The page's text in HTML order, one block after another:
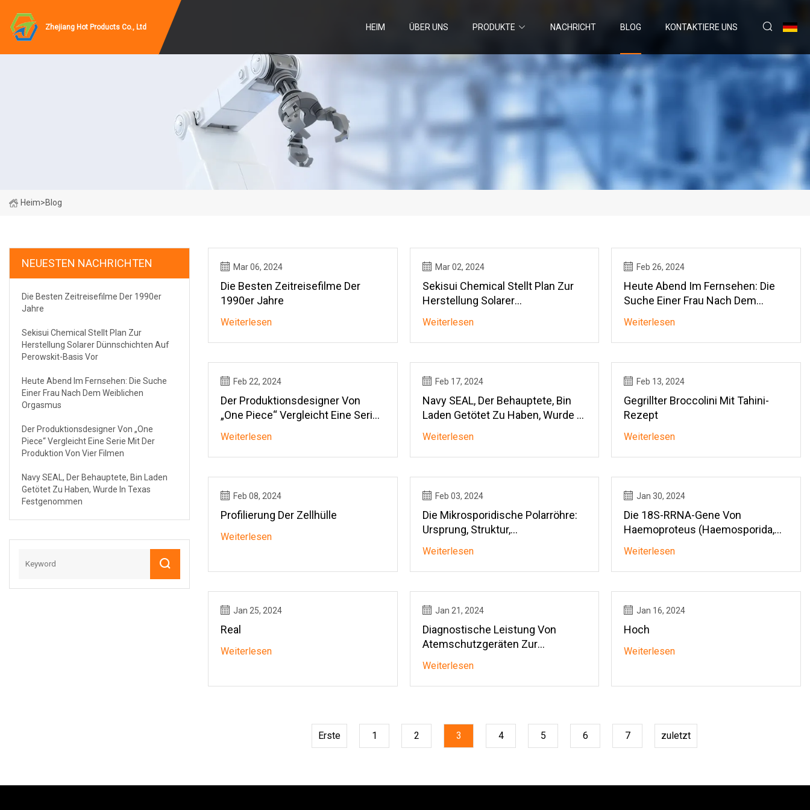
Zhejiang Hot Products Co., Ltd HEIM ÜBER UNS PRODUKTE NACHRICHT BLOG KONTAKTIERE UNS
Heim>Blog
NEUESTEN NACHRICHTEN
Die Besten Zeitreisefilme Der 1990er
Jahre
Sekisui Chemical Stellt Plan Zur
Herstellung Solarer Dünnschichten Auf
Perowskit-Basis Vor
Heute Abend Im Fernsehen: Die Suche
Einer Frau Nach Dem Weiblichen
Orgasmus
Der Produktionsdesigner Von „One
Piece“ Vergleicht Eine Serie Mit Der
Produktion Von Vier Filmen
Navy SEAL, Der Behauptete, Bin Laden
Getötet Zu Haben, Wurde In Texas
Festgenommen
Mar 06, 2024
Die Besten Zeitreisefilme Der
1990er Jahre
Weiterlesen
Mar 02, 2024
Sekisui Chemical Stellt Plan Zur
Herstellung Solarer
Basis Vor
Weiterlesen
Feb 26, 2024
Heute Abend Im Fernsehen: Die
Suche Einer Frau Nach Dem
Weiterlesen
Feb 22, 2024
Der Produktionsdesigner Von
„One Piece“ Vergleicht Eine Serie
Filmen
Weiterlesen
Feb 17, 2024
Navy SEAL, Der Behauptete, Bin
Laden Getötet Zu Haben, Wurde In
Weiterlesen
Feb 13, 2024
Gegrillter Broccolini Mit Tahini-
Rezept
Weiterlesen
Feb 08, 2024
Profilierung Der Zellhülle
Weiterlesen
Feb 03, 2024
Die Mikrosporidische Polarröhre:
Ursprung, Struktur,
Anwendung
Weiterlesen
Jan 30, 2024
Die 18S-RRNA-Gene Von
Haemoproteus (Haemosporida,
Europäischer Singvögel Mit
Anmerkungen Zu Einer
Weiterlesen
Jan 25, 2024
Real
Weiterlesen
Jan 21, 2024
Diagnostische Leistung Von
Atemschutzgeräten Zur
SARS
Weiterlesen
Jan 16, 2024
Hoch
Weiterlesen
Erste 1 2 3 4 5 6 7 zuletzt